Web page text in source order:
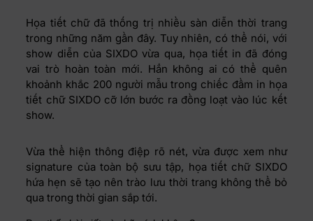
Họa tiết chữ đã thống trị nhiều sàn diễn thời trang
trong những năm gần đây. Tuy nhiên, có thể nói, với
show diễn của SIXDO vừa qua, họa tiết in đã đóng
vai trò hoàn toàn mới. Hẳn không ai có thể quên
khoảnh khắc 200 người mẫu trong chiếc đầm in họa
tiết chữ SIXDO cỡ lớn bước ra đồng loạt vào lúc kết
show.
Vừa thể hiện thông điệp rõ nét, vừa được xem như
signature của toàn bộ sưu tập, họa tiết chữ SIXDO
hứa hẹn sẽ tạo nên trào lưu thời trang không thể bỏ
qua trong thời gian sắp tới.